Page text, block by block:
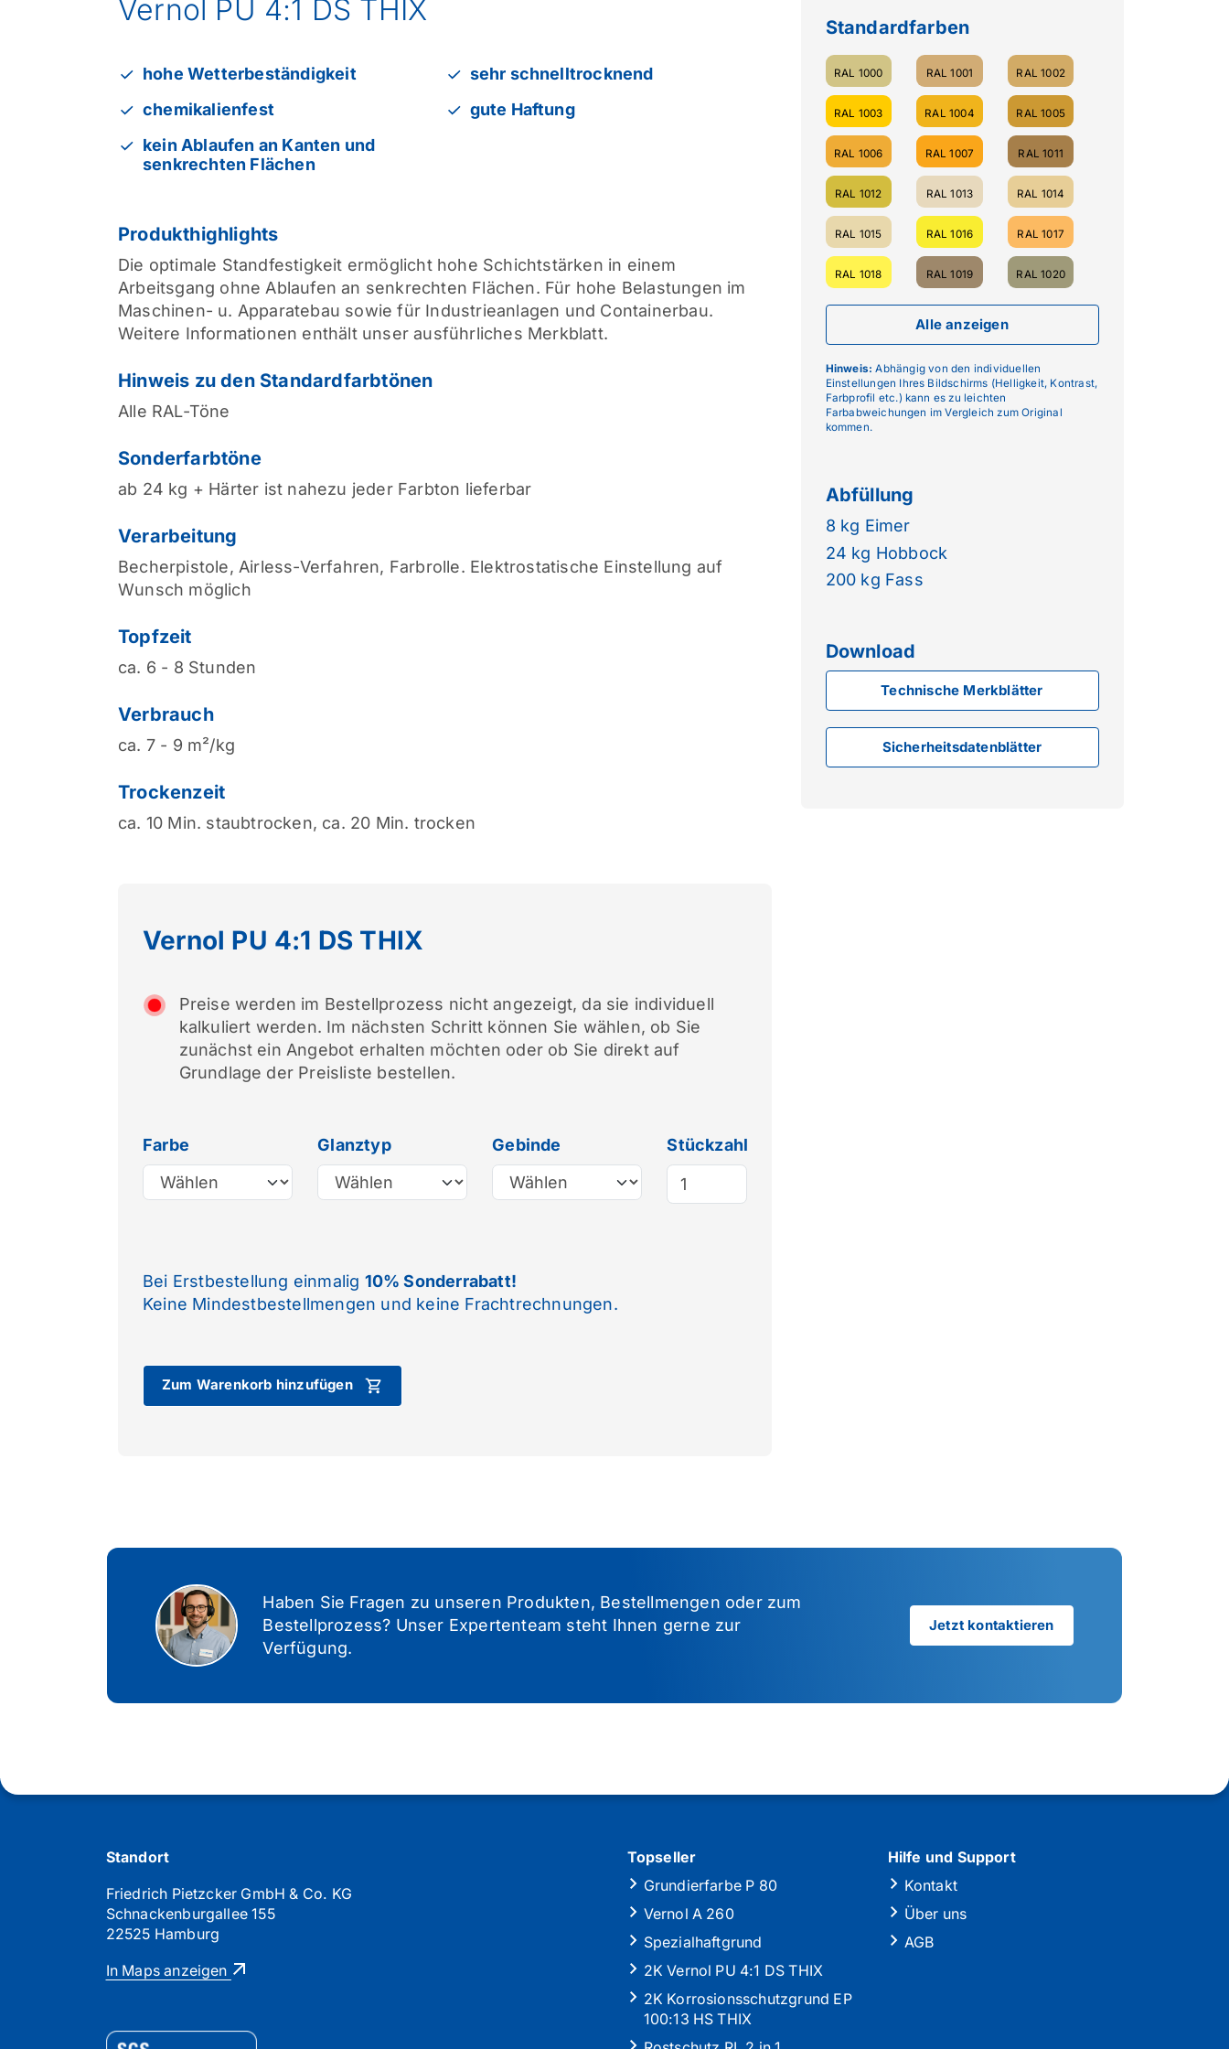
Vernol PU 4:1 DS THIX
hohe Wetterbeständigkeit
chemikalienfest
kein Ablaufen an Kanten und
senkrechten Flächen
sehr schnelltrocknend
gute Haftung
Produkthighlights
Die optimale Standfestigkeit ermöglicht hohe Schichtstärken in einem
Arbeitsgang ohne Ablaufen an senkrechten Flächen. Für hohe Belastungen im
Maschinen- u. Apparatebau sowie für Industrieanlagen und Containerbau.
Weitere Informationen enthält unser ausführliches Merkblatt.
Hinweis zu den Standardfarbtönen
Alle RAL-Töne
Sonderfarbtöne
ab 24 kg + Härter ist nahezu jeder Farbton lieferbar
Verarbeitung
Becherpistole, Airless-Verfahren, Farbrolle. Elektrostatische Einstellung auf
Wunsch möglich
Topfzeit
ca. 6 - 8 Stunden
Verbrauch
ca. 7 - 9 m²/kg
Trockenzeit
ca. 10 Min. staubtrocken, ca. 20 Min. trocken
Vernol PU 4:1 DS THIX
Preise werden im Bestellprozess nicht angezeigt, da sie individuell
kalkuliert werden. Im nächsten Schritt können Sie wählen, ob Sie
zunächst ein Angebot erhalten möchten oder ob Sie direkt auf
Grundlage der Preisliste bestellen.
Farbe Glanztyp Gebinde Stückzahl
Bei Erstbestellung einmalig 10% Sonderrabatt!
Keine Mindestbestellmengen und keine Frachtrechnungen.
Zum Warenkorb hinzufügen
Standardfarben
RAL 1000 RAL 1001 RAL 1002
RAL 1003 RAL 1004 RAL 1005
RAL 1006 RAL 1007 RAL 1011
RAL 1012 RAL 1013 RAL 1014
RAL 1015 RAL 1016 RAL 1017
RAL 1018 RAL 1019 RAL 1020
Alle anzeigen
Hinweis: Abhängig von den individuellen
Einstellungen Ihres Bildschirms (Helligkeit, Kontrast,
Farbprofil etc.) kann es zu leichten
Farbabweichungen im Vergleich zum Original
kommen.
Abfüllung
8 kg Eimer
24 kg Hobbock
200 kg Fass
Download
Technische Merkblätter
Sicherheitsdatenblätter
Haben Sie Fragen zu unseren Produkten, Bestellmengen oder zum
Bestellprozess? Unser Expertenteam steht Ihnen gerne zur
Verfügung.
Jetzt kontaktieren
Standort
Friedrich Pietzcker GmbH & Co. KG
Schnackenburgallee 155
22525 Hamburg
In Maps anzeigen
Topseller
Grundierfarbe P 80
Vernol A 260
Spezialhaftgrund
2K Vernol PU 4:1 DS THIX
2K Korrosionsschutzgrund EP
100:13 HS THIX
Hilfe und Support
Kontakt
Über uns
AGB